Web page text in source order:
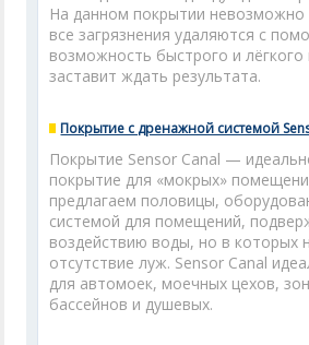
На данном покрытии невозможно
все загрязнения удаляются с
возможность быстрого и
заставит ждать результата.
Покрытие с дренажной системой
Покрытие Sensor Canal —
покрытие для «мокрых»
предлагаем половицы,
системой для помещений,
воздействию воды, но в которых
отсутствие луж. Sensor Canal
для автомоек, моечных цехов,
бассейнов и душевых.